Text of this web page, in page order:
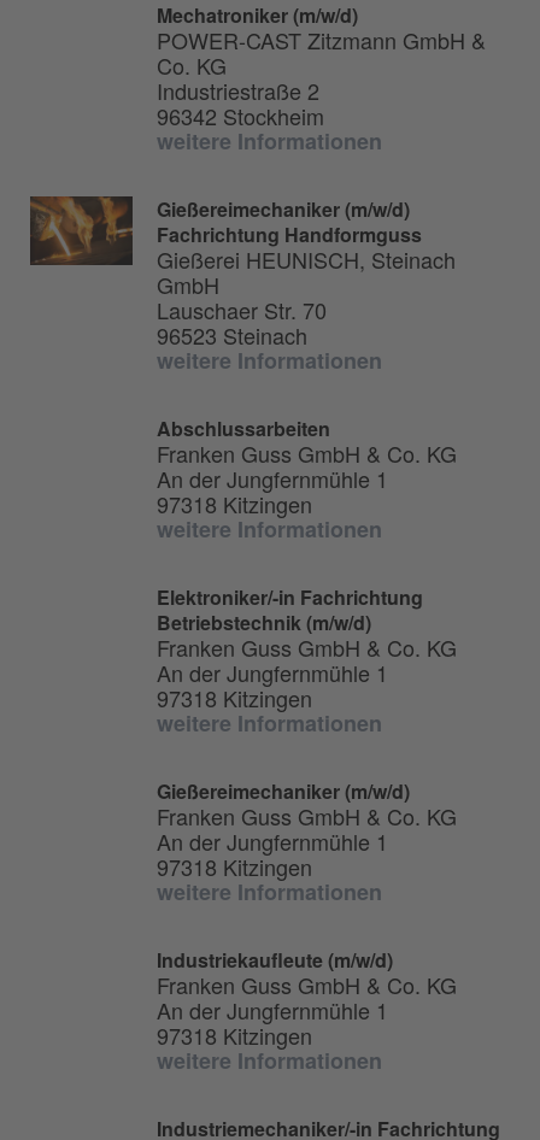
Mechatroniker (m/w/d)
POWER-CAST Zitzmann GmbH &
Co. KG
Industriestraße 2
96342 Stockheim
weitere Informationen
Gießereimechaniker (m/w/d)
Fachrichtung Handformguss
Gießerei HEUNISCH, Steinach
GmbH
Lauschaer Str. 70
96523 Steinach
weitere Informationen
Abschlussarbeiten
Franken Guss GmbH & Co. KG
An der Jungfernmühle 1
97318 Kitzingen
weitere Informationen
Elektroniker/-in Fachrichtung
Betriebstechnik (m/w/d)
Franken Guss GmbH & Co. KG
An der Jungfernmühle 1
97318 Kitzingen
weitere Informationen
Gießereimechaniker (m/w/d)
Franken Guss GmbH & Co. KG
An der Jungfernmühle 1
97318 Kitzingen
weitere Informationen
Industriekaufleute (m/w/d)
Franken Guss GmbH & Co. KG
An der Jungfernmühle 1
97318 Kitzingen
weitere Informationen
Industriemechaniker/-in Fachrichtung